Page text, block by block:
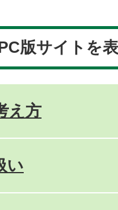
版サイトを
え方
い